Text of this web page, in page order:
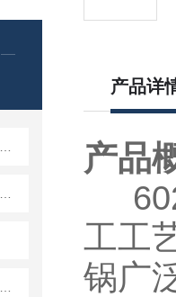
产品详
产品
工工
锅广